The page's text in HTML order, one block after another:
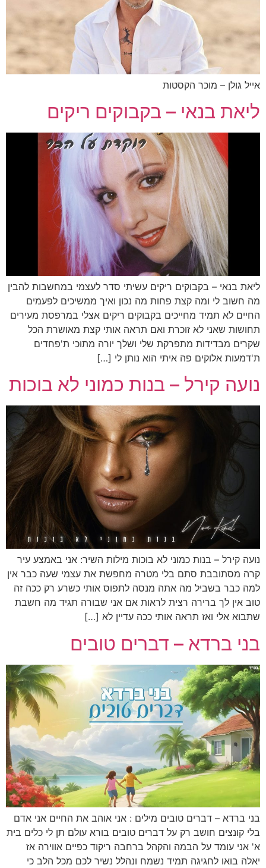
אייל גולן – מוכר הקסטות
ליאת בנאי – בקבוקים ריקים
ליאת בנאי – בקבוקים ריקים עשיתי סדר לעצמי במחשבות להבין
מה חשוב לי ומה קצת פחות מה נכון ואיך ממשיכים לפעמים
החיים לא תמיד מחייכים בקבוקים ריקים אצלי במרפסת מעירים
תחושות שאני לא זוכרת ואם תראה אותי קצת מאושרת הכל
שקרים מבדידות מתפרקת שלי ושלך יורה מתוכי ת'פחדים
ת'דמעות אלוקים פה איתי הוא נותן לי […]
נועה קירל – בנות כמוני לא בוכות
נועה קירל – בנות כמוני לא בוכות מילות השיר: אני באמצע עיר
קרה מסתובבת סתם בלי מטרה מחפשת את עצמי שעה כבר אין
למה כבר בשביל מה אתה מנסה לתפוס אותי כשרע רק ככה זה
טוב אין לך ברירה רצית לראות אם אני שבורה תגיד מה חשבת
שתבוא אלי ואז תראה אותי ככה עדיין לא […]
בני ברדא – דברים טובים
בני ברדא – דברים טובים מילים : אני אוהב את החיים אני אדם
בלי קונצים חושב רק על דברים טובים בורא עולם תן לי כלים בית
א' אני עומד על הבמה והקהל ברחבה ריקוד כפיים אווירה אז
יאלה בואו לחגיגה תמיד נשמח ונהלל נשיר לכם מכל הלב כי